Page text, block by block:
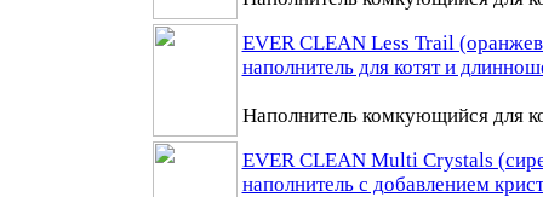
EVER CLEAN Less Trail
наполнитель для котят и
Наполнитель комкующийся для
EVER CLEAN Multi Crystals
наполнитель с добавлением